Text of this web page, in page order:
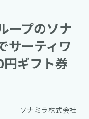
ープのソナ
サーティワ
円ギフト券
ソナミラ株式会社